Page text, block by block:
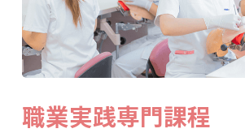
職業実践専門課程